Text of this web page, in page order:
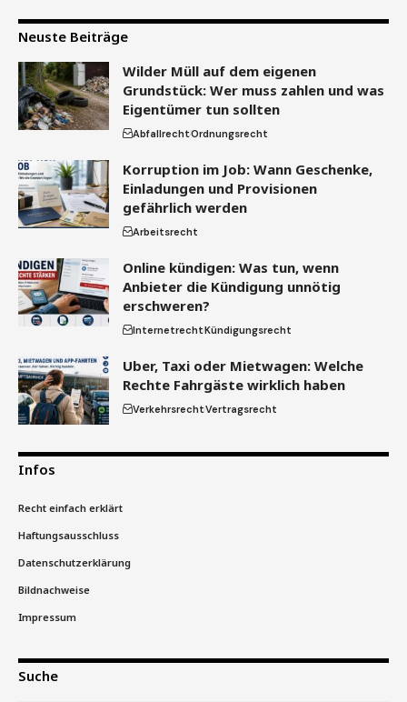
Neuste Beiträge
Wilder Müll auf dem eigenen
Grundstück: Wer muss zahlen und was
Eigentümer tun sollten
AbfallrechtOrdnungsrecht
Korruption im Job: Wann Geschenke,
Einladungen und Provisionen
gefährlich werden
Arbeitsrecht
Online kündigen: Was tun, wenn
Anbieter die Kündigung unnötig
erschweren?
InternetrechtKündigungsrecht
Uber, Taxi oder Mietwagen: Welche
Rechte Fahrgäste wirklich haben
VerkehrsrechtVertragsrecht
Infos
Recht einfach erklärt
Haftungsausschluss
Datenschutzerklärung
Bildnachweise
Impressum
Suche